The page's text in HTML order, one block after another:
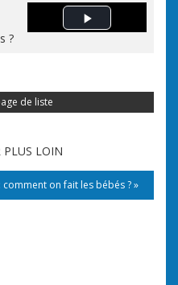
?
Play Video
de liste
PLUS LOIN
on fait les bébés ? »